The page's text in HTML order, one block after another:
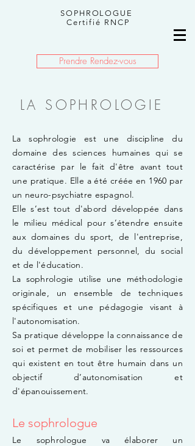
SOPHROLOGUE
Certifié RNCP
Prendre Rendez-vous
LA SOPHROLOGIE
La sophrologie est une discipline du
domaine des sciences humaines qui se
caractérise par le fait d'être avant tout
une pratique. Elle a été créée en 1960 par
un neuro-psychiatre espagnol.
Elle s’est tout d'abord développée dans
le milieu médical pour s’étendre ensuite
aux domaines du sport, de l'entreprise,
du développement personnel, du social
et de l'éducation.
La sophrologie utilise une méthodologie
originale, un ensemble de techniques
spécifiques et une pédagogie visant à
l'autonomisation.
Sa pratique développe la connaissance de
soi et permet de mobiliser les ressources
qui existent en tout être humain dans un
objectif d’autonomisation et
d'épanouissement.
Le sophrologue
​Le sophrologue va élaborer un